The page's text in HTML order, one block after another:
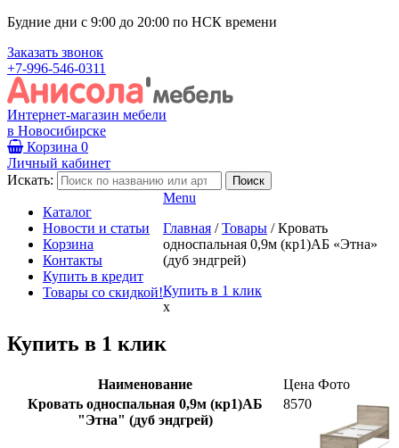
Будние дни с 9:00 до 20:00 по НСК времени
Заказать звонок
+7-996-546-0311
Интернет-магазин мебели
в Новосибирске
Корзина 0
Личный кабинет
Искать:
Каталог
Новости и статьи
Корзина
Контакты
Купить в кредит
Товары со скидкой!
Menu
Главная / Товары / Кровать
односпальная 0,9м (кр1)АБ «Этна»
(дуб эндгрей)
Купить в 1 клик
x
Купить в 1 клик
Наименование Цена Фото
Кровать односпальная 0,9м (кр1)АБ
"Этна" (дуб эндгрей)
8570